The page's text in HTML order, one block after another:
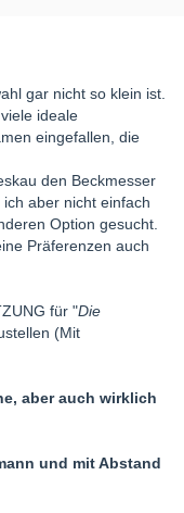
gar nicht so klein ist.
ideale
eingefallen, die
den Beckmesser
aber nicht einfach
Option gesucht.
Präferenzen auch
für "Die
(Mit
aber auch wirklich
und mit Abstand